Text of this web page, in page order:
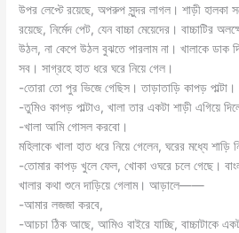
উপর লেপ্টে রয়েছে, অপরুপ সুন্দর লাগল। শাড়ী হালকা
রয়েছে, নির্মেদ পেট, যেন বাচ্চা মেয়েদের। বাচ্চাটির
উঠল, না কেপে উঠল বুঝতে পারলাম না। খালাকে ডাক
সব। সাগ্রহে হাত ধরে ঘরে নিয়ে গেল।
-তোরা তো পুর ভিজে গেছিস। তাড়াতাড়ি কাপড় পাল্টা।
-তুমিও কাপড় পাল্টাও, খালা তার একটা শাড়ী এগিয়ে
-খালা আমি গোসল করবো।
মহিলাকে খালা হাত ধরে নিয়ে গেলেন, ঘরের মধ্যে শাড়ি
-তোমার কাপড় খুলে ফেল, খোকা ওঘরে চলে গেছে।
খালার কথা শুনে দাড়িয়ে গেলাম। আড়ালে——
-আমার লজজা করবে,
-আচচা ঠিক আছে, আমিও বাইরে যাচ্ছি, বাচ্চাটাকে